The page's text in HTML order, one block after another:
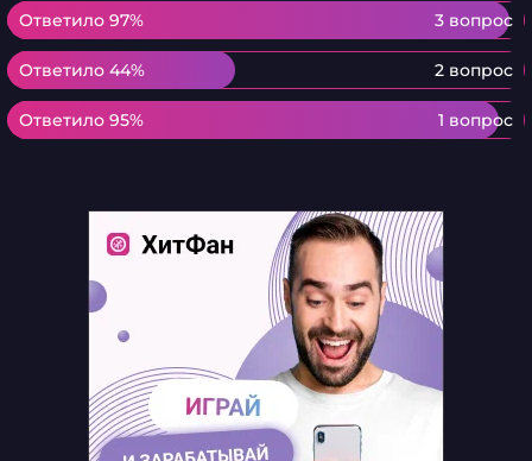
Ответило 97% 3 вопрос
Ответило 97%
Ответило 44% 2 вопрос
Ответило 44%
Ответило 95% 1 вопрос
Ответило 95%